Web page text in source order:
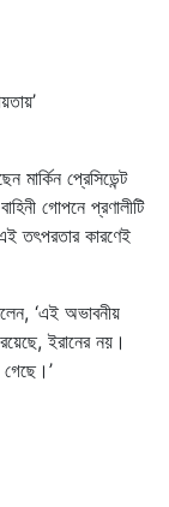
মার্কিন প্রেসিডেন্ট
গোপনে প্রণালীটি
তৎপরতার কারণেই
‘এই অভাবনীয়
ইরানের নয়।
গেছে।’